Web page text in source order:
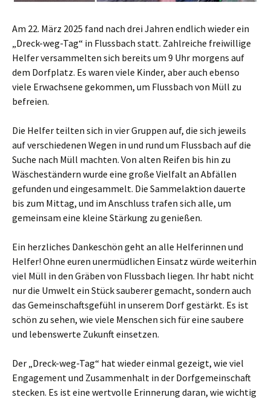
Am 22. März 2025 fand nach drei Jahren endlich wieder ein
„Dreck-weg-Tag“ in Flussbach statt. Zahlreiche freiwillige
Helfer versammelten sich bereits um 9 Uhr morgens auf
dem Dorfplatz. Es waren viele Kinder, aber auch ebenso
viele Erwachsene gekommen, um Flussbach von Müll zu
befreien.
Die Helfer teilten sich in vier Gruppen auf, die sich jeweils
auf verschiedenen Wegen in und rund um Flussbach auf die
Suche nach Müll machten. Von alten Reifen bis hin zu
Wäscheständern wurde eine große Vielfalt an Abfällen
gefunden und eingesammelt. Die Sammelaktion dauerte
bis zum Mittag, und im Anschluss trafen sich alle, um
gemeinsam eine kleine Stärkung zu genießen.
Ein herzliches Dankeschön geht an alle Helferinnen und
Helfer! Ohne euren unermüdlichen Einsatz würde weiterhin
viel Müll in den Gräben von Flussbach liegen. Ihr habt nicht
nur die Umwelt ein Stück sauberer gemacht, sondern auch
das Gemeinschaftsgefühl in unserem Dorf gestärkt. Es ist
schön zu sehen, wie viele Menschen sich für eine saubere
und lebenswerte Zukunft einsetzen.
Der „Dreck-weg-Tag“ hat wieder einmal gezeigt, wie viel
Engagement und Zusammenhalt in der Dorfgemeinschaft
stecken. Es ist eine wertvolle Erinnerung daran, wie wichtig